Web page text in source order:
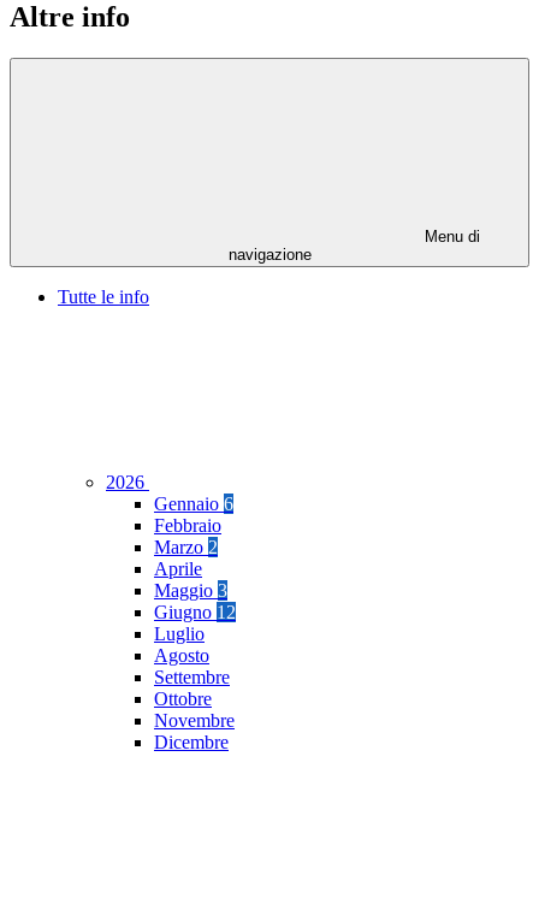
Altre info
Menu di
navigazione
Tutte le info
2026
Gennaio 6
Febbraio
Marzo 2
Aprile
Maggio 3
Giugno 12
Luglio
Agosto
Settembre
Ottobre
Novembre
Dicembre